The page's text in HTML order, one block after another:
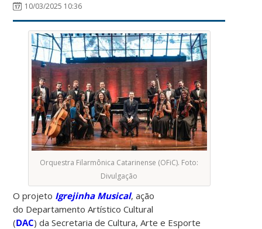
10/03/2025 10:36
Orquestra Filarmônica Catarinense (OFiC). Foto:
Divulgação
O projeto Igrejinha Musical, ação
do Departamento Artístico Cultural
(DAC) da Secretaria de Cultura, Arte e Esporte